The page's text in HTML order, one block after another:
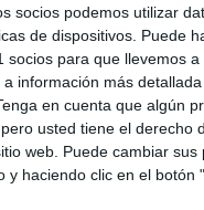
socios podemos utilizar
de dispositivos. Puede
para que llevemos
información más
en cuenta que algún
usted tiene el derecho
web. Puede cambiar
haciendo clic en el botón
echará a andar la
de Comercio, ...
XXIII: rutas